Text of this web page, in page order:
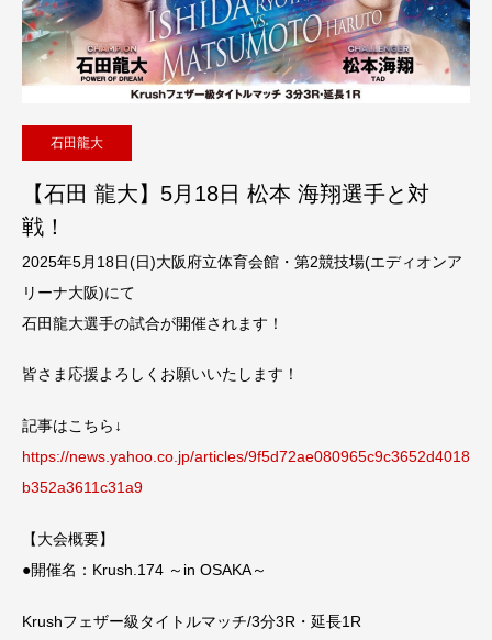
石田龍大
【石田 龍大】5月18日 松本 海翔選手と対
戦！
2025年5月18日(日)大阪府立体育会館・第2競技場(エディオンア
リーナ大阪)にて
石田龍大選手の試合が開催されます！
皆さま応援よろしくお願いいたします！
記事はこちら↓
https://news.yahoo.co.jp/articles/9f5d72ae080965c9c3652d4018
b352a3611c31a9
【大会概要】
●開催名：Krush.174 ～in OSAKA～
Krushフェザー級タイトルマッチ/3分3R・延長1R